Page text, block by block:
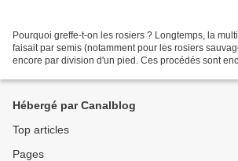
Pourquoi greffe-t-on les rosiers ? Longtemps, la
faisait par semis (notamment pour les rosiers
encore par division d'un pied. Ces procédés sont
Hébergé par Canalblog
Top articles
Pages